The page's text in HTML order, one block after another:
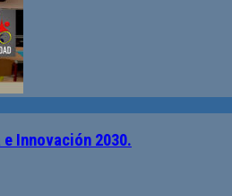
Innovación 2030.